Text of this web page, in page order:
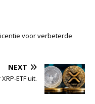
voor verbeterde
NEXT
ETF uit.